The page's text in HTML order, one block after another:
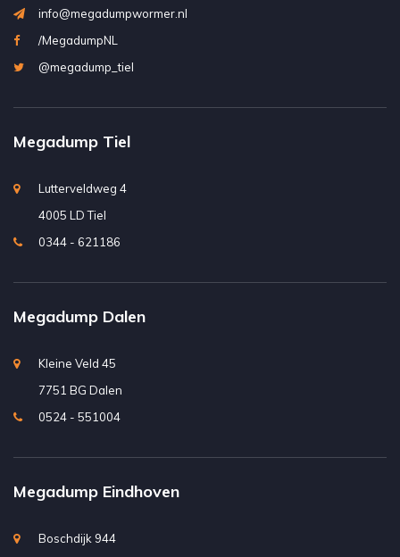
info@megadumpwormer.nl
/MegadumpNL
@megadump_tiel
Megadump Tiel
Lutterveldweg 4
4005 LD Tiel
0344 - 621186
Megadump Dalen
Kleine Veld 45
7751 BG Dalen
0524 - 551004
Megadump Eindhoven
Boschdijk 944